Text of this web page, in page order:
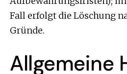
Fall erfolgt die Löschung
Gründe.
Allgemeine